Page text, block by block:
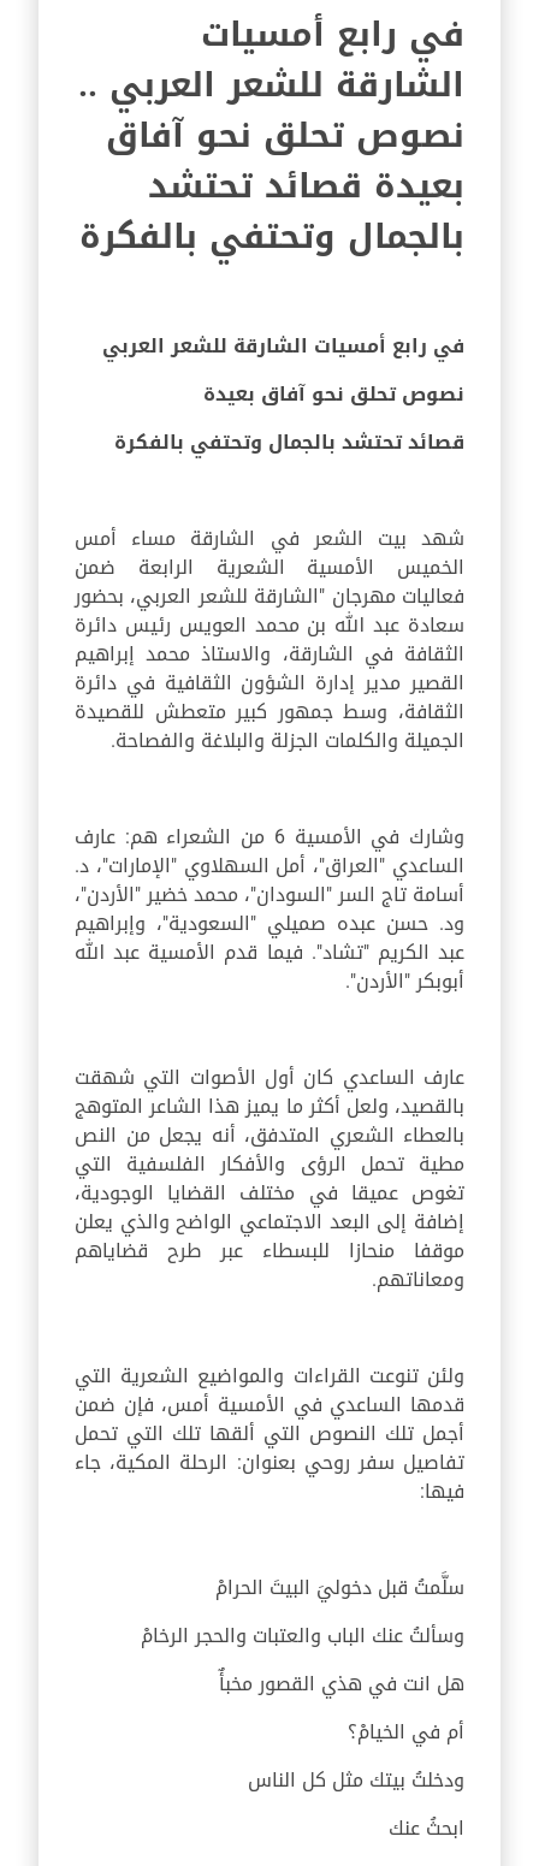
في رابع أمسيات
الشارقة للشعر العربي ..
نصوص تحلق نحو آفاق
بعيدة قصائد تحتشد
بالجمال وتحتفي بالفكرة
في رابع أمسيات الشارقة للشعر العربي
نصوص تحلق نحو آفاق بعيدة
قصائد تحتشد بالجمال وتحتفي بالفكرة
شهد بيت الشعر في الشارقة مساء أمس
الخميس الأمسية الشعرية الرابعة ضمن
فعاليات مهرجان "الشارقة للشعر العربي، بحضور
سعادة عبد الله بن محمد العويس رئيس دائرة
الثقافة في الشارقة، والاستاذ محمد إبراهيم
القصير مدير إدارة الشؤون الثقافية في دائرة
الثقافة، وسط جمهور كبير متعطش للقصيدة
الجميلة والكلمات الجزلة والبلاغة والفصاحة.
وشارك في الأمسية 6 من الشعراء هم: عارف
الساعدي "العراق"، أمل السهلاوي "الإمارات"، د.
أسامة تاج السر "السودان"، محمد خضير "الأردن"،
ود. حسن عبده صميلي "السعودية"، وإبراهيم
عبد الكريم "تشاد". فيما قدم الأمسية عبد الله
أبوبكر "الأردن".
عارف الساعدي كان أول الأصوات التي شهقت
بالقصيد، ولعل أكثر ما يميز هذا الشاعر المتوهج
بالعطاء الشعري المتدفق، أنه يجعل من النص
مطية تحمل الرؤى والأفكار الفلسفية التي
تغوص عميقا في مختلف القضايا الوجودية،
إضافة إلى البعد الاجتماعي الواضح والذي يعلن
موقفا منحازا للبسطاء عبر طرح قضاياهم
ومعاناتهم.
ولئن تنوعت القراءات والمواضيع الشعرية التي
قدمها الساعدي في الأمسية أمس، فإن ضمن
أجمل تلك النصوص التي ألقها تلك التي تحمل
تفاصيل سفر روحي بعنوان: الرحلة المكية، جاء
فيها:
سلَّمتُ قبل دخوليَ البيتَ الحرامْ
وسألتُ عنك الباب والعتبات والحجر الرخامْ
هل انت في هذي القصور مخبأٌ
أم في الخيامْ؟
ودخلتُ بيتك مثل كل الناس
ابحثُ عنك